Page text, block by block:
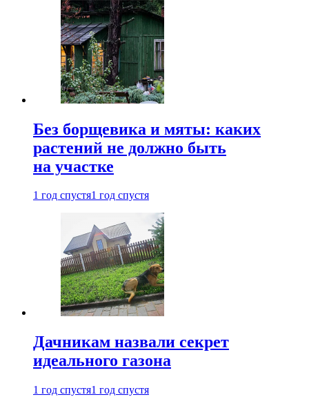
Без борщевика и мяты: каких
растений не должно быть
на участке
1 год спустя1 год спустя
Дачникам назвали секрет
идеального газона
1 год спустя1 год спустя